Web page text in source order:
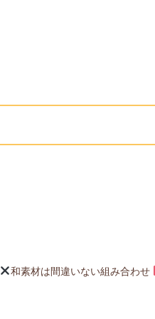
和素材は間違いない組み合わせ ‍